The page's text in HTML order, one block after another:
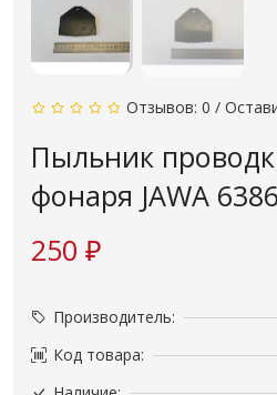
Отзывов: 0 /
Пыльник
фонаря JAWA
250 ₽
Производитель:
Код товара: